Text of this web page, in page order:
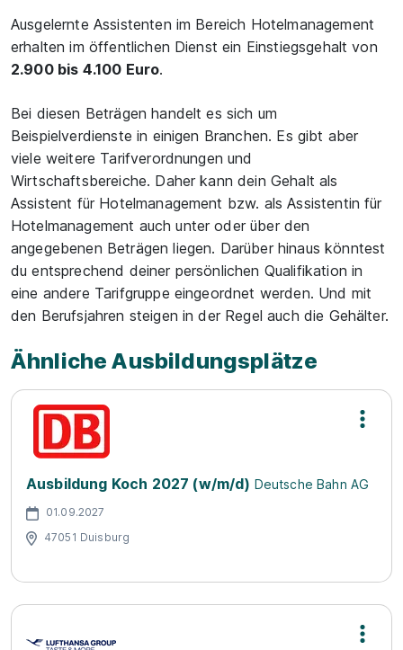
Ausgelernte Assistenten im Bereich Hotelmanagement
erhalten im öffentlichen Dienst ein Einstiegsgehalt von
2.900 bis 4.100 Euro.
Bei diesen Beträgen handelt es sich um
Beispielverdienste in einigen Branchen. Es gibt aber
viele weitere Tarifverordnungen und
Wirtschaftsbereiche. Daher kann dein Gehalt als
Assistent für Hotelmanagement bzw. als Assistentin für
Hotelmanagement auch unter oder über den
angegebenen Beträgen liegen. Darüber hinaus könntest
du entsprechend deiner persönlichen Qualifikation in
eine andere Tarifgruppe eingeordnet werden. Und mit
den Berufsjahren steigen in der Regel auch die Gehälter.
Ähnliche Ausbildungsplätze
Ausbildung Koch 2027 (w/m/d) Deutsche Bahn AG
01.09.2027
47051 Duisburg